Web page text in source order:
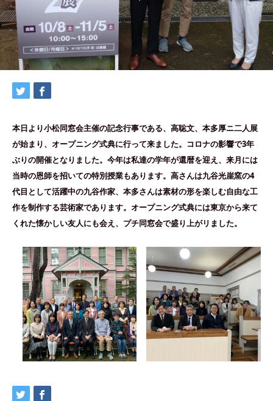
本日より小松同窓会主催の記念行事である、高聡文、本多厚ニ二人展
が始まり、オープニング式典に行って来ました。コロナの影響で3年
ぶりの開催となりました。今年は私達の学年が還暦を迎え、来月には
当時の恩師を招いての特別授業もあります。高さんは九谷光崖窯の4
代目として活躍中の九谷作家、本多さんは素材の形を楽しむ自由な工
作を制作する芸術家であります。オープニング式典には東京から来て
くれた懐かしい友人にも会え、プチ同窓会で盛り上がリました。